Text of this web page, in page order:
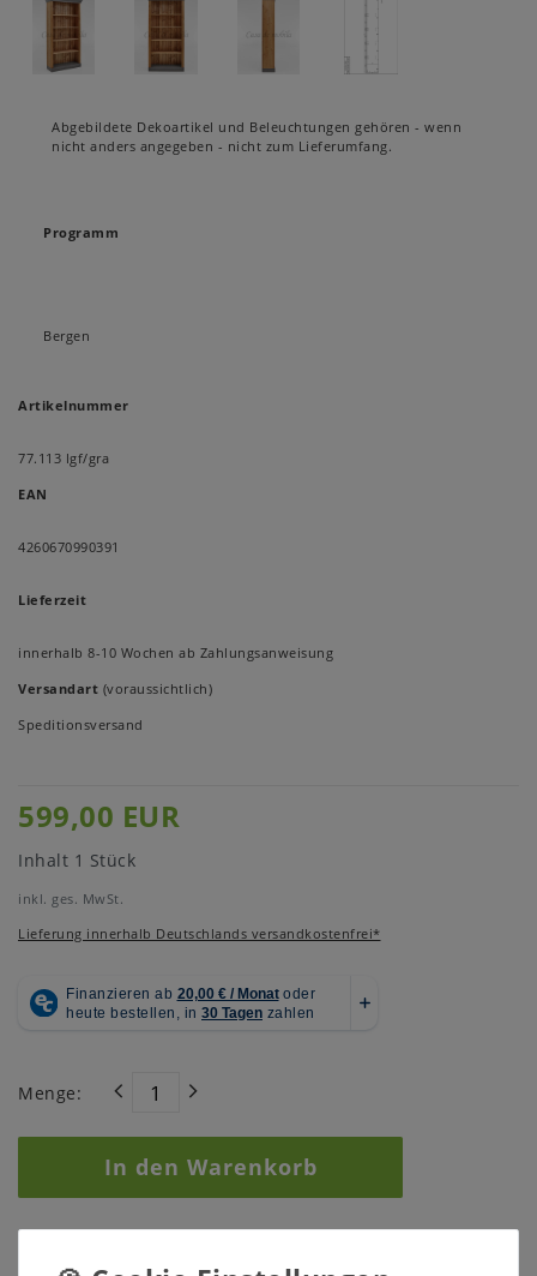
Abgebildete Dekoartikel und Beleuchtungen gehören - wenn
nicht anders angegeben - nicht zum Lieferumfang.
Programm
Bergen
Artikelnummer
77.113 lgf/gra
EAN
4260670990391
Lieferzeit
innerhalb 8-10 Wochen ab Zahlungsanweisung
Versandart (voraussichtlich)
Speditionsversand
599,00 EUR
Inhalt 1 Stück
inkl. ges. MwSt.
Lieferung innerhalb Deutschlands versandkostenfrei*
Menge:
In den Warenkorb